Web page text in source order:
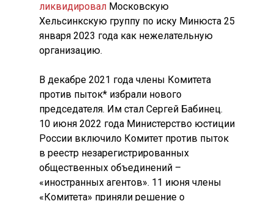
ликвидировал Московскую
Хельсинкскую группу по иску Минюста 25
января 2023 года как нежелательную
организацию.
В декабре 2021 года члены Комитета
против пыток* избрали нового
председателя. Им стал Сергей Бабинец.
10 июня 2022 года Министерство юстиции
России включило Комитет против пыток
в реестр незарегистрированных
общественных объединений –
«иностранных агентов». 11 июня члены
«Комитета» приняли решение о